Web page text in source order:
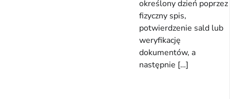
określony dzień poprzez
fizyczny spis,
potwierdzenie sald lub
weryfikację
dokumentów, a
następnie […]